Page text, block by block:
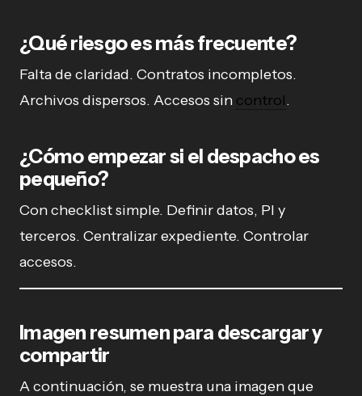
¿Qué riesgo es más frecuente?
Falta de claridad. Contratos incompletos.
Archivos dispersos. Accesos sin control.
¿Cómo empezar si el despacho es
pequeño?
Con checklist simple. Definir datos, PI y
terceros. Centralizar expediente. Controlar
accesos.
Imagen resumen para descargar y
compartir
A continuación, se muestra una imagen que